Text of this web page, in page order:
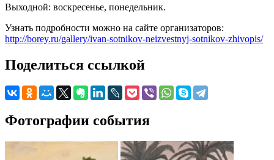
Выходной: воскресенье, понедельник.
Узнать подробности можно на сайте организаторов:
http://borey.ru/gallery/ivan-sotnikov-neizvestnyj-sotnikov-zhivopis/
Поделиться ссылкой
Фотографии события